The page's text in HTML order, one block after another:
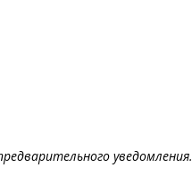
уведомления.